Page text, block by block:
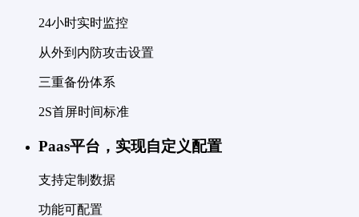
24小时实时监控
从外到内防攻击设置
三重备份体系
2S首屏时间标准
Paas平台，实现自定义配置
支持定制数据
功能可配置